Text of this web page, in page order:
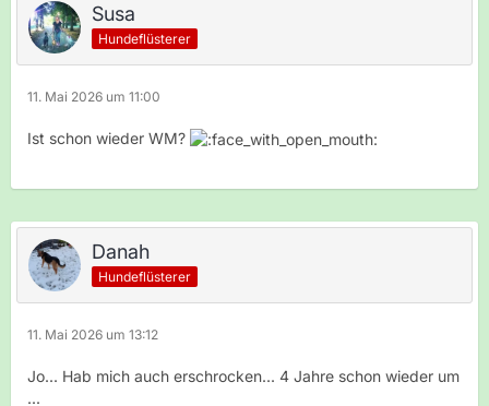
Susa
Hundeflüsterer
11. Mai 2026 um 11:00
Ist schon wieder WM?
Danah
Hundeflüsterer
11. Mai 2026 um 13:12
Jo... Hab mich auch erschrocken... 4 Jahre schon wieder um
...